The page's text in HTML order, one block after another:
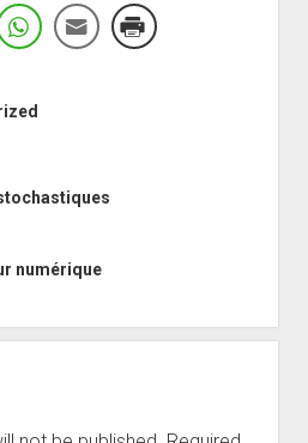
numérique